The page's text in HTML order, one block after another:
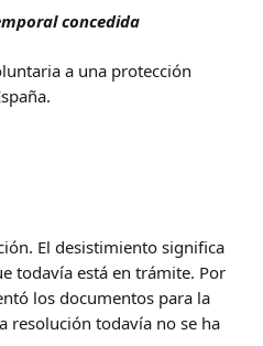
concedida
a una protección
El desistimiento significa
todavía está en trámite. Por
los documentos para la
resolución todavía no se ha